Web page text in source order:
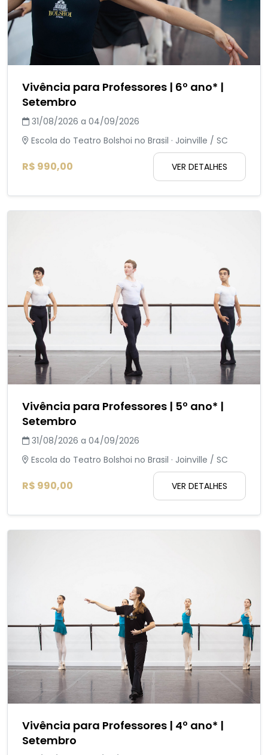
Vivência para Professores | 6º ano* |
Setembro
31/08/2026 a 04/09/2026
Escola do Teatro Bolshoi no Brasil · Joinville / SC
R$ 990,00 VER DETALHES
Vivência para Professores | 5º ano* |
Setembro
31/08/2026 a 04/09/2026
Escola do Teatro Bolshoi no Brasil · Joinville / SC
R$ 990,00 VER DETALHES
Vivência para Professores | 4º ano* |
Setembro